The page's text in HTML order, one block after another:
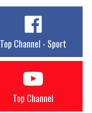
Top Channel - Sport
Top Channel